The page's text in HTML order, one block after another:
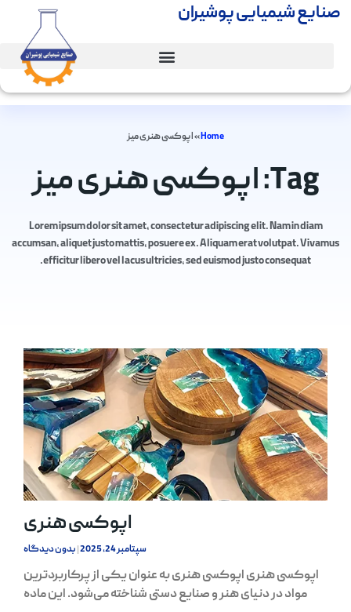
صنایع شیمیایی پوشیران
Home
»اپوکسی هنری میز
Tag: اپوکسی هنری میز
Lorem ipsum dolor sit amet, consectetur adipiscing elit. Nam in diam
accumsan, aliquet justo mattis, posuere ex. Aliquam erat volutpat. Vivamus
efficitur libero vel lacus ultricies, sed euismod justo consequat.
اپوکسی هنری
سپتامبر 24, 2025 بدون دیدگاه
اپوکسی هنری اپوکسی هنری به عنوان یکی از پرکاربردترین
مواد در دنیای هنر و صنایع دستی شناخته می‌شود. این ماده